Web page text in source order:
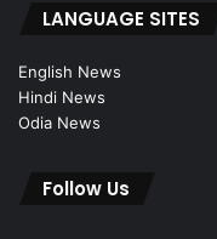
LANGUAGE SITES
English News
Hindi News
Odia News
Follow Us